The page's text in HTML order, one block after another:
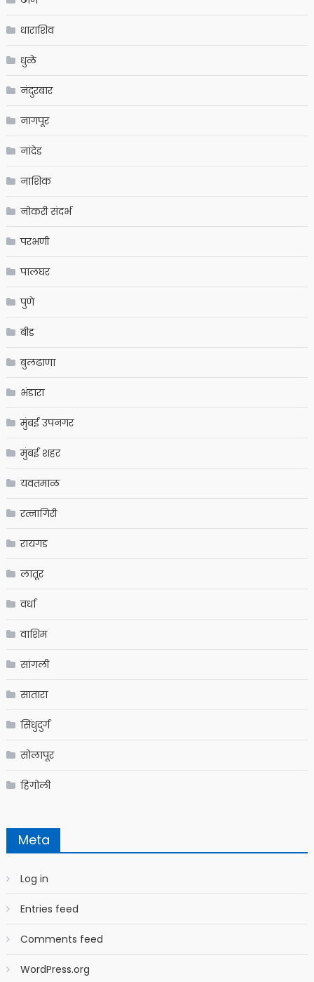
धाराशिव
धुळे
नंदुरबार
नागपूर
नांदेड
नाशिक
नोकरी संदर्भ
परभणी
पालघर
पुणे
बीड
बुलढाणा
भंडारा
मुंबई उपनगर
मुंबई शहर
यवतमाळ
रत्नागिरी
रायगड
लातूर
वर्धा
वाशिम
सांगली
सातारा
सिंधुदुर्ग
सोलापूर
हिंगोली
Meta
Log in
Entries feed
Comments feed
WordPress.org